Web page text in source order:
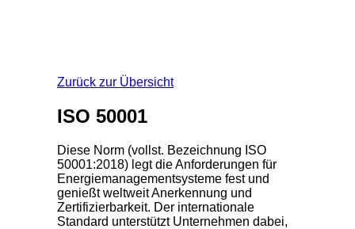
Zurück zur Übersicht
ISO 50001
Diese Norm (vollst. Bezeichnung ISO
50001:2018) legt die Anforderungen für
Energiemanagementsysteme fest und
genießt weltweit Anerkennung und
Zertifizierbarkeit. Der internationale
Standard unterstützt Unternehmen dabei,